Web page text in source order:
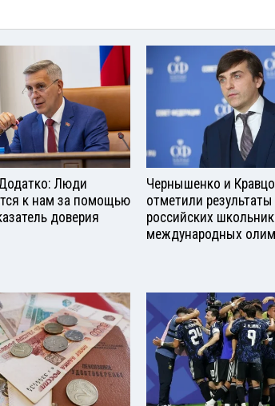
Люди
к нам за помощью
доверия
Чернышенко и
отметили результаты
российских
международных